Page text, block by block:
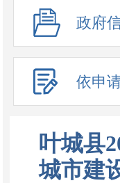
政府
依申
叶城县
城市建